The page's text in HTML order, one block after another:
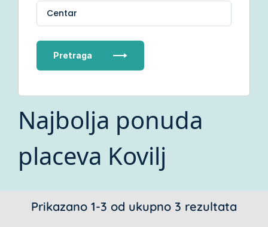
Centar
Pretraga
Najbolja ponuda
placeva Kovilj
Prikazano 1-3 od ukupno 3 rezultata